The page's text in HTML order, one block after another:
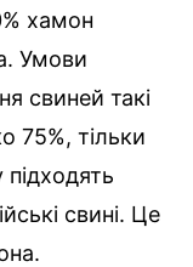
хамон
Умови
свиней такі
75%, тільки
свині. Це